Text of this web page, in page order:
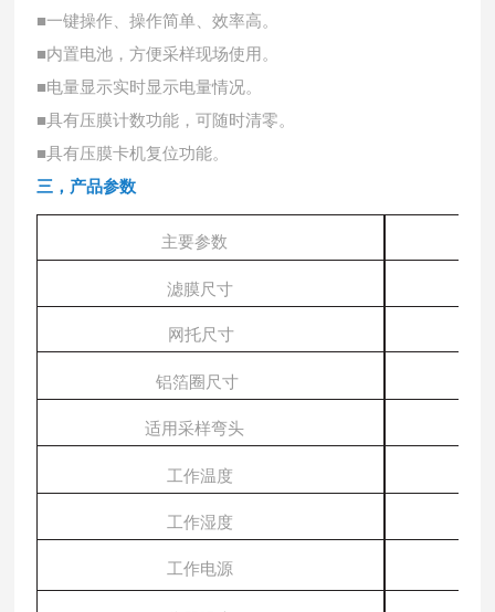
■一键操作、操作简单、效率高。
■内置电池，方便采样现场使用。
■电量显示实时显示电量情况。
■具有压膜计数功能，可随时清零。
■具有压膜卡机复位功能。
三，产品参数
主要参数
滤膜尺寸
网托尺寸
铝箔圈尺寸
适用采样弯头
工作温度
工作湿度
工作电源